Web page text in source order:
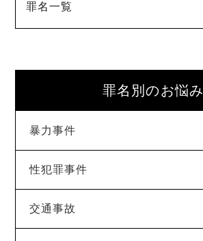
罪名一覧
罪名別のお悩み
暴力事件
傷害罪
暴行罪
脅迫・恐喝・強要罪
性犯罪事件
強制性交等罪
強制わいせつ
迷惑防止条例違反
公然わいせつ
痴漢
盗撮
児童ポルノ
逮捕監禁罪
交通事故